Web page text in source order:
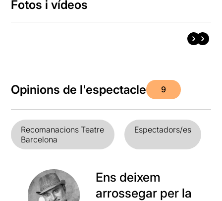
Fotos i vídeos
Opinions de l'espectacle 9
Recomanacions Teatre
Barcelona
Espectadors/es
Ens deixem
arrossegar per la